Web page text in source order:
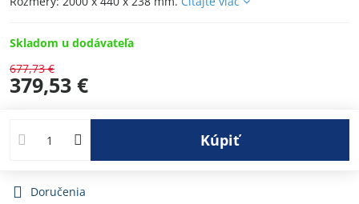
Skladom u dodávateľa
677,73 €
379,53 €
Kúpiť
Doručenia